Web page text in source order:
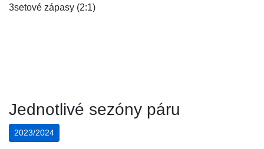
3setové zápasy (2:1)
Jednotlivé sezóny páru
2023/2024